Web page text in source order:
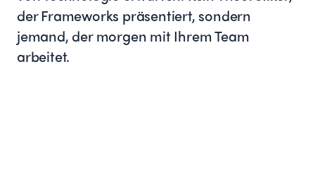
der Frameworks präsentiert, sondern
jemand, der morgen mit Ihrem Team
arbeitet.